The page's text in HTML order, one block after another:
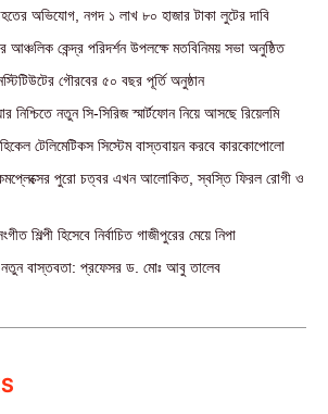
অভিযোগ, নগদ ১ লাখ ৮০ হাজার টাকা লুটের দাবি
আঞ্চলিক কেন্দ্র পরিদর্শন উপলক্ষে মতবিনিময় সভা অনুষ্ঠিত
গৌরবের ৫০ বছর পূর্তি অনুষ্ঠান
নিশ্চিতে নতুন সি-সিরিজ স্মার্টফোন নিয়ে আসছে রিয়েলমি
টেলিমেটিকস সিস্টেম বাস্তবায়ন করবে কারকোপোলো
কমপ্লেক্সের পুরো চত্বর এখন আলোকিত, স্বস্তি ফিরল রোগী ও
শিল্পী হিসেবে নির্বাচিত গাজীপুরের মেয়ে নিপা
নতুন বাস্তবতা: প্রফেসর ড. মোঃ আবু তালেব